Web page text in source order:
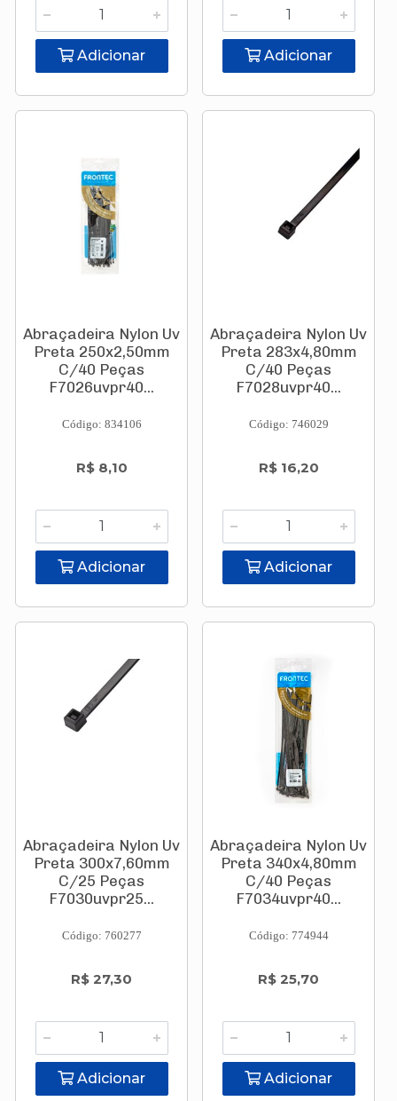
Adicionar Adicionar
Abraçadeira Nylon Uv
Preta 250x2,50mm
C/40 Peças
F7026uvpr40...
Código: 834106
R$ 8,10
Adicionar
Abraçadeira Nylon Uv
Preta 283x4,80mm
C/40 Peças
F7028uvpr40...
Código: 746029
R$ 16,20
Adicionar
Abraçadeira Nylon Uv
Preta 300x7,60mm
C/25 Peças
F7030uvpr25...
Código: 760277
R$ 27,30
Adicionar
Abraçadeira Nylon Uv
Preta 340x4,80mm
C/40 Peças
F7034uvpr40...
Código: 774944
R$ 25,70
Adicionar